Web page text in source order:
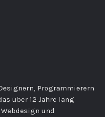
Programmierern
über 12 Jahre lang
und